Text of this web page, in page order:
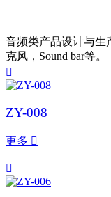
音频类产品设计与生
克风，Sound bar等。

ZY-008
更多 
